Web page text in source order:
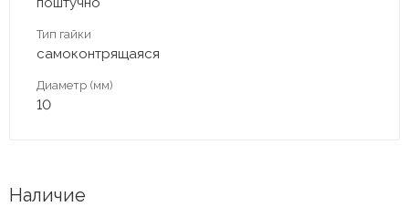
Тип гайки
самоконтрящаяся
Диаметр (мм)
10
Наличие